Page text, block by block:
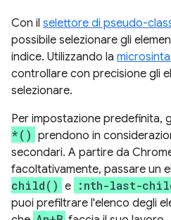
Con il selettore di pseudo-
possibile selezionare gli
indice. Utilizzando la
controllare con precisione gli
selezionare.
Per impostazione predefinita,
*() prendono in
secondari. A partire da
facoltativamente, passare un
child() e :nth-last-
puoi prefiltrare l'elenco degli